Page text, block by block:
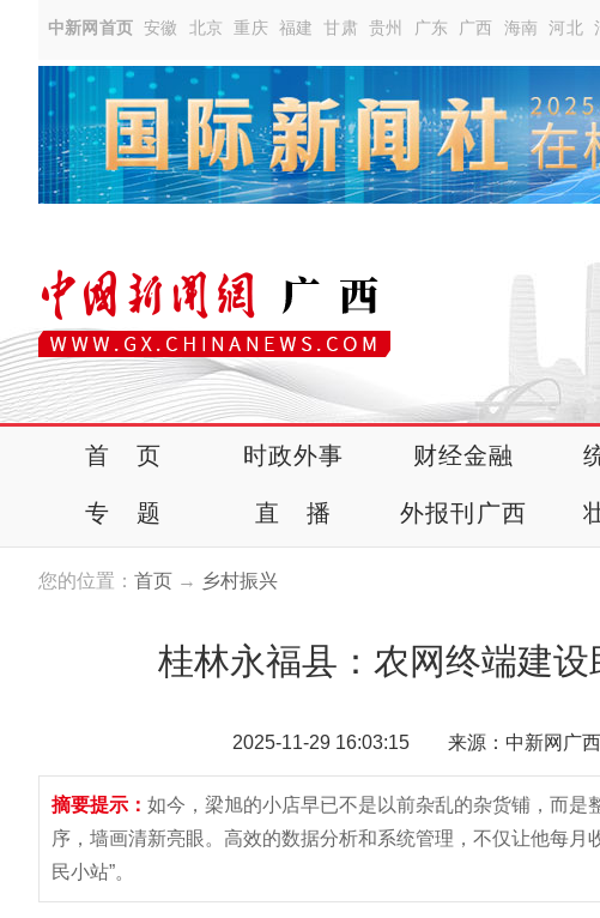
中新网首页 安徽 北京 重庆 福建 甘肃 贵州 广东 广西 海南 河北
首 页 时政外事 财经金融
专 题 直 播 外报刊广西
您的位置： 首页 → 乡村振兴
桂林永福县：农网终端建设
2025-11-29 16:03:15 来源：中新网广西
摘要提示： 如今，梁旭的小店早已不是以前杂乱的杂货铺，而
序，墙画清新亮眼。高效的数据分析和系统管理，不仅让他每月
民小站”。